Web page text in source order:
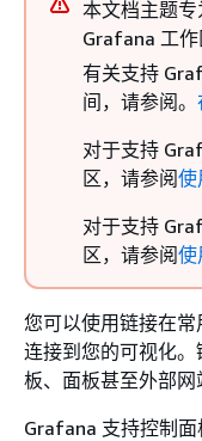
本文档主题
Grafana 工作
有关支持
间，请参阅。
对于支持
区，请参阅使
对于支持
区，请参阅使
您可以使用链接在
连接到您的可视化
板、面板甚至外部网
Grafana 支持控制面